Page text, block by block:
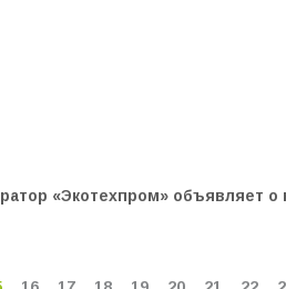
«Экотехпром» объявляет о